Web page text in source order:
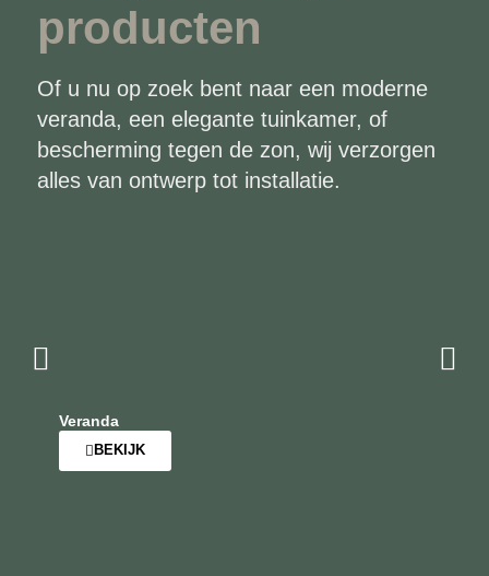
producten
Of u nu op zoek bent naar een moderne
veranda, een elegante tuinkamer, of
bescherming tegen de zon, wij verzorgen
alles van ontwerp tot installatie.
Veranda
BEKIJK